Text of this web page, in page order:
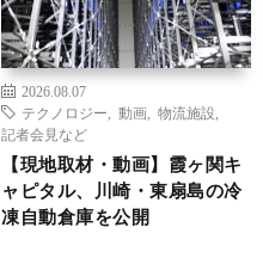
2026.08.07
テクノロジー
動画 物流施設
記者会見など
【現地取材・動画】霞ヶ関キ
ャピタル、川崎・東扇島の冷
凍自動倉庫を公開